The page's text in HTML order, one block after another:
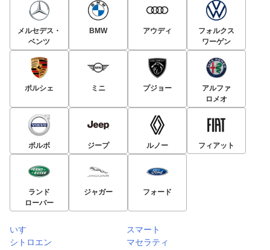
メルセデス・
ベンツ
BMW アウディ
フォルクス
ワーゲン
ポルシェ ミニ プジョー
アルファ
ロメオ
ボルボ ジープ ルノー フィアット
ランド
ローバー
ジャガー フォード
いすゞ
スマート
シトロエン
マセラティ